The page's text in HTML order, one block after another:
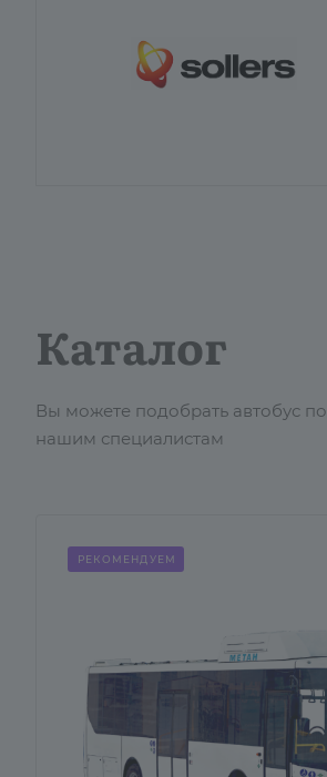
Каталог
Вы можете подобрать автобус
нашим специалистам
РЕКОМЕНДУЕМ